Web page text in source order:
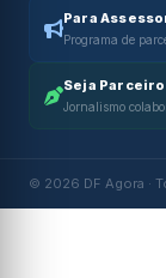
Para
Programa de
Seja
Jornalismo
© 2026 DF Agora ·